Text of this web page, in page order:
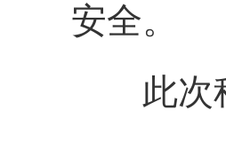
安全。
此次科